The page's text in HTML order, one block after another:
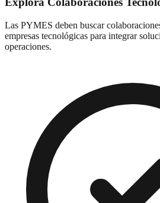
Las PYMES deben buscar
empresas tecnológicas para integrar
operaciones.